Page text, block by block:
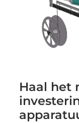
Haal het